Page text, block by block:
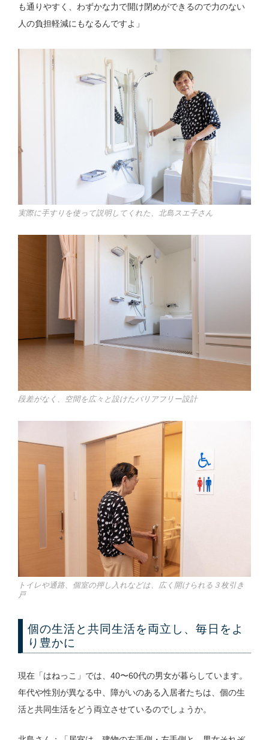
も通りやすく、わずかな力で開け閉めができるので力のない
人の負担軽減にもなるんですよ」
実際に手すりを使って説明してくれた、北島スエ子さん
段差がなく、空間を広々と設けたバリアフリー設計
トイレや通路、個室の押し入れなどは、広く開けられる３枚引き
戸
個の生活と共同生活を両立し、毎日をよ
り豊かに
現在「はねっこ」では、40〜60代の男女が暮らしています。
年代や性別が異なる中、障がいのある入居者たちは、個の生
活と共同生活をどう両立させているのでしょうか。